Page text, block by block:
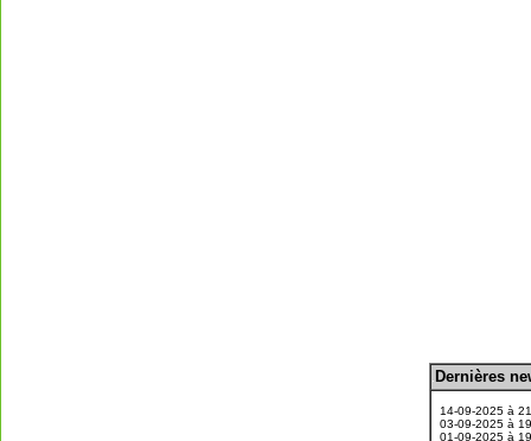
Dernières
14-09-2025 à
03-09-2025 à
01-09-2025 à